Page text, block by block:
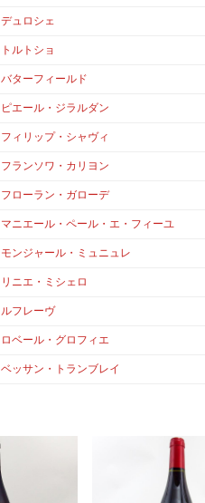
デュロシェ
トルトショ
バターフィールド
ピエール・ジラルダン
フィリップ・シャヴィ
フランソワ・カリヨン
フローラン・ガローデ
マニエール・ペール・エ・フィーユ
モンジャール・ミュニュレ
リニエ・ミシェロ
ルフレーヴ
ロベール・グロフィエ
ベッサン・トランブレイ